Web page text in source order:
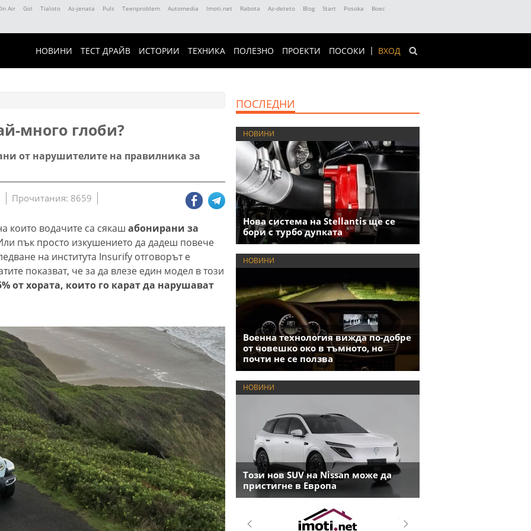
Air Gol Tialoto Az-jenata Puls Teenproblem Automedia Imoti.net Rabota Az-deteto Blog Start Posoka Boec
ВХОД
НОВИНИ ТЕСТ ДРАЙВ ИСТОРИИ ТЕХНИКА ПОЛЕЗНО ПРОЕКТИ ПОСОКИ
много глоби?
от нарушителите на правилника за
Прочитания: 8659
които водачите са сякаш абонирани за
пък просто изкушението да дадеш повече
на института Insurify отговорът е
показват, че за да влезе един модел в този
от хората, които го карат да нарушават
ПОСЛЕДНИ
НОВИНИ
Нова система на Stellantis ще се
бори с турбо дупката
НОВИНИ
Военна технология вижда по-добре
от човешко око в тъмното, но
почти не се ползва
НОВИНИ
Този нов SUV на Nissan може да
пристигне в Европа